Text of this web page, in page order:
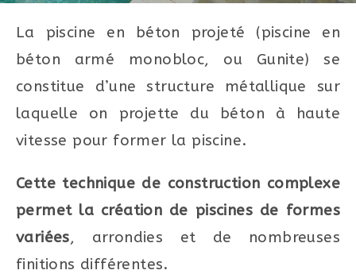
La piscine en béton projeté (piscine en
béton armé monobloc, ou Gunite) se
constitue d’une structure métallique sur
laquelle on projette du béton à haute
vitesse pour former la piscine.
Cette technique de construction complexe
permet la création de piscines de formes
variées, arrondies et de nombreuses
finitions différentes.